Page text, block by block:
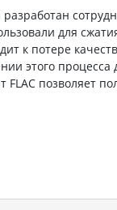
для
к потере
этого процесса
позволяет